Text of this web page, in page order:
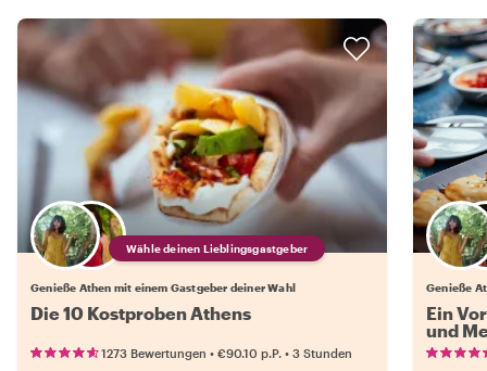
Wähle deinen Lieblingsgastgeber
Genieße Athen mit einem Gastgeber deiner Wahl
Die 10 Kostproben Athens
1273 Bewertungen • €90.10 p.P. • 3 Stunden
Genieße
Ein
und